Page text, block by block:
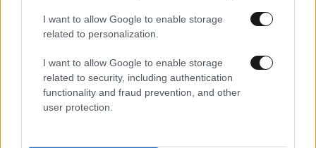
I want to allow Google to enable storage
related to personalization.
I want to allow Google to enable storage
related to security, including authentication
functionality and fraud prevention, and other
user protection.
TRENDING